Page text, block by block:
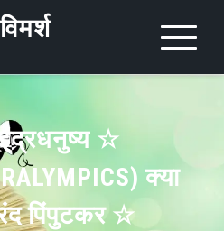
इंद्रधनुष्य ☆
क्या
पिंपुटकर ☆